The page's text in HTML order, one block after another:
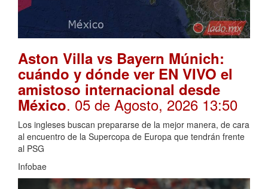
Aston Villa vs Bayern Múnich:
cuándo y dónde ver EN VIVO el
amistoso internacional desde
México. 05 de Agosto, 2026 13:50
Los ingleses buscan prepararse de la mejor manera, de cara
al encuentro de la Supercopa de Europa que tendrán frente
al PSG
Infobae